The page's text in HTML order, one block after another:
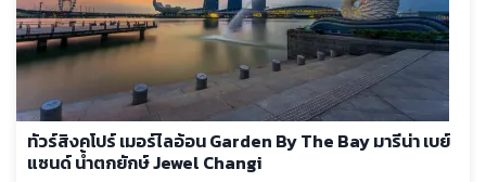
ทัวร์สิงคโปร์ เมอร์ไลอ้อน Garden By The Bay มารีน่า เบย์
แซนด์ น้ำตกยักษ์ Jewel Changi